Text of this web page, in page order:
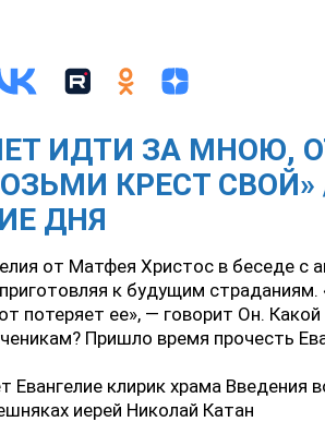
ИДТИ ЗА МНОЮ,
КРЕСТ СВОЙ»
ДНЯ
от Матфея Христос в беседе с
к будущим страданиям.
потеряет ее», — говорит Он. Какой
Пришло время прочесть
Евангелие клирик храма Введения
иерей Николай Катан